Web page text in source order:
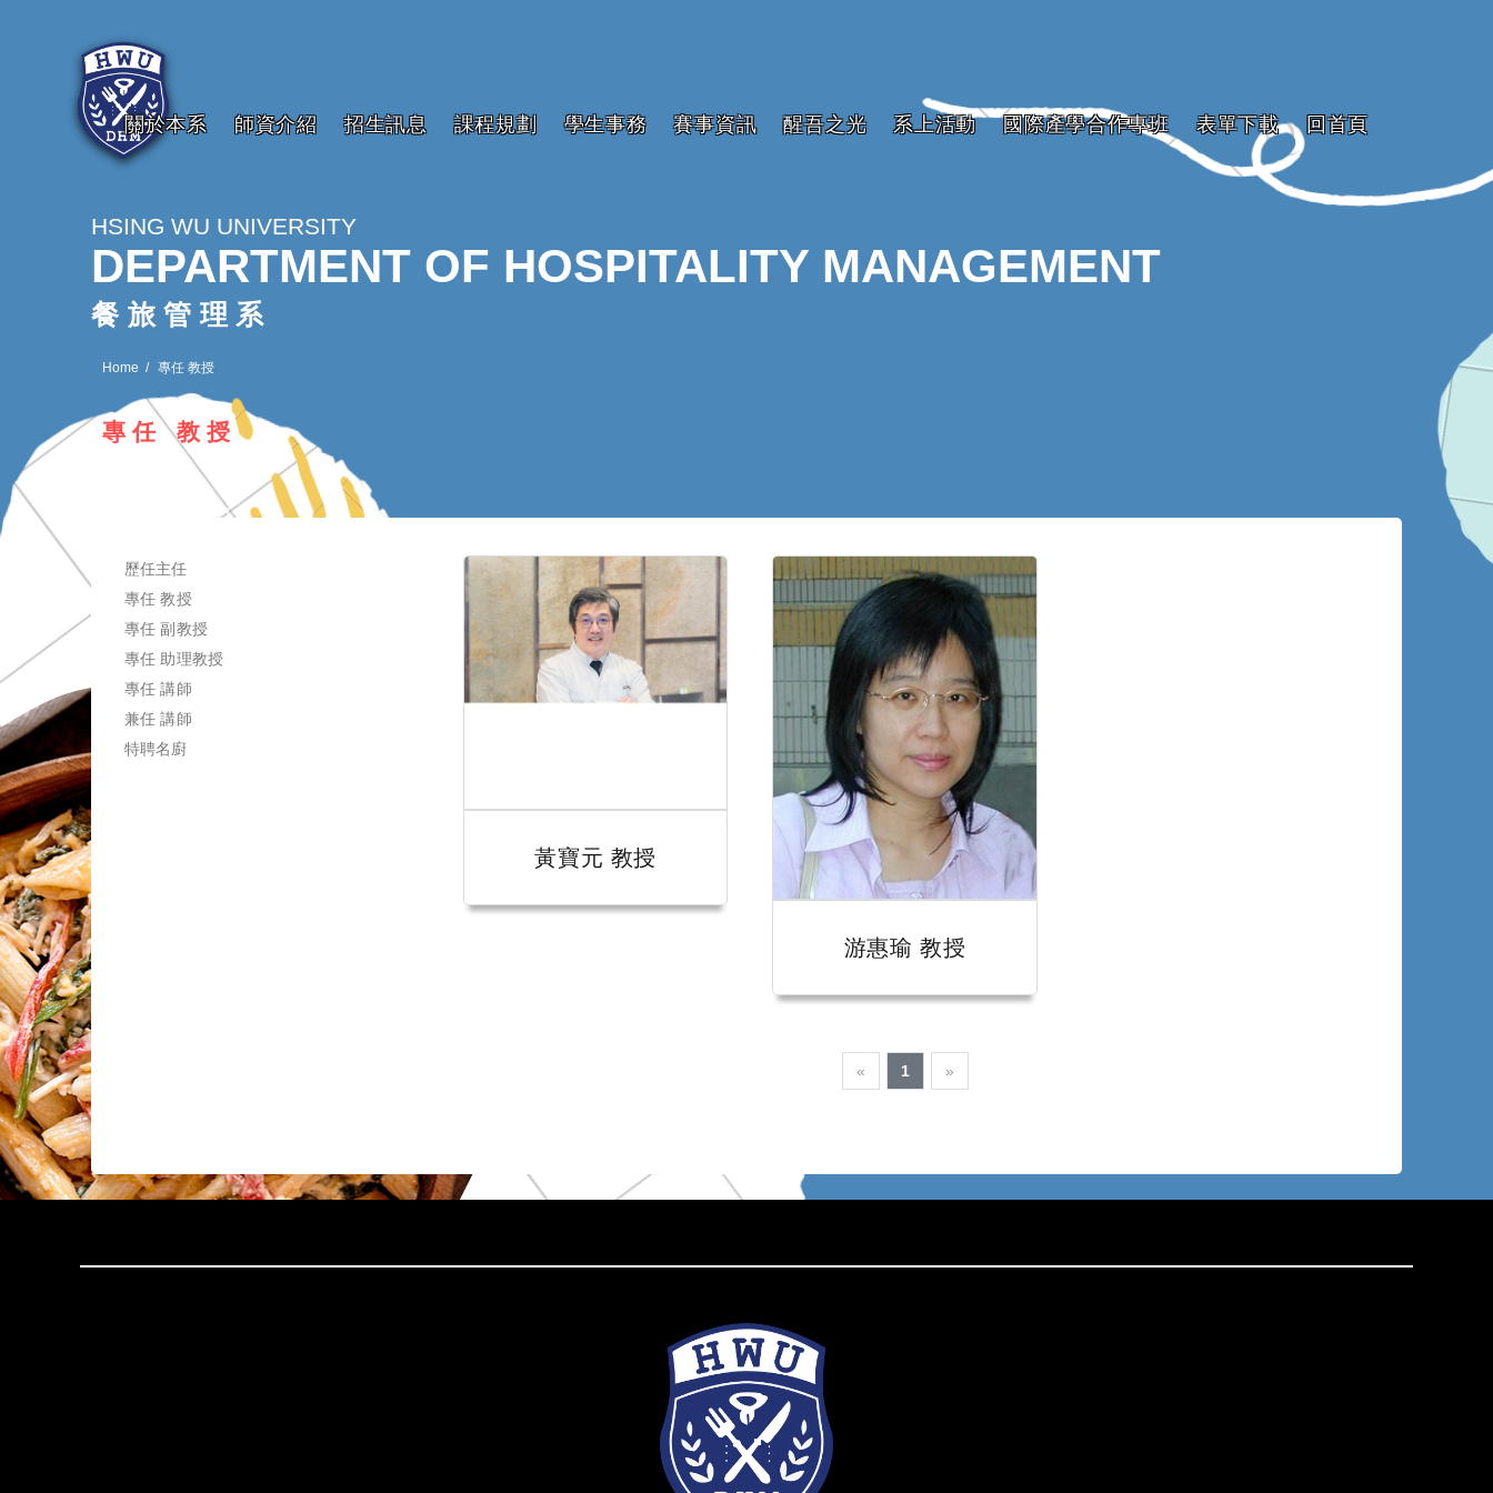
關於本系 師資介紹 招生訊息 課程規劃 學生事務 賽事資訊 醒吾之光 系上活動 國際產學合作專班 表單下載 回首頁
HSING WU UNIVERSITY
DEPARTMENT OF HOSPITALITY MANAGEMENT
餐旅管理系
Home 專任 教授
專任 教授
歷任主任
專任 教授
專任 副教授
專任 助理教授
專任 講師
兼任 講師
特聘名廚
黃寶元 教授
游惠瑜 教授
« 1 »